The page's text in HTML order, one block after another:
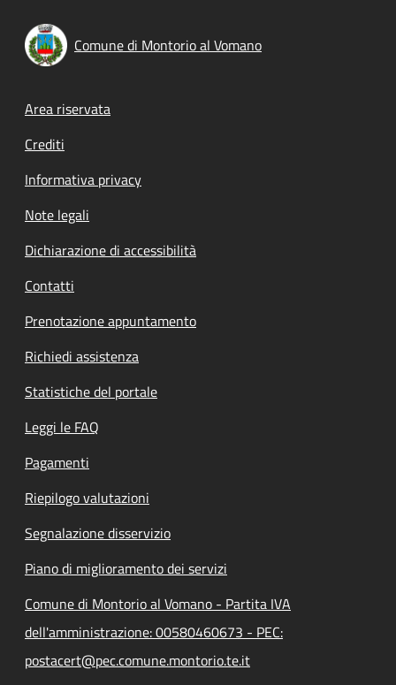
Comune di Montorio al Vomano
Footer menu
Area riservata
Crediti
Informativa privacy
Note legali
Dichiarazione di accessibilità
Contatti
Prenotazione appuntamento
Richiedi assistenza
Statistiche del portale
Leggi le FAQ
Pagamenti
Riepilogo valutazioni
Segnalazione disservizio
Piano di miglioramento dei servizi
Comune di Montorio al Vomano - Partita IVA
dell'amministrazione: 00580460673 - PEC:
postacert@pec.comune.montorio.te.it